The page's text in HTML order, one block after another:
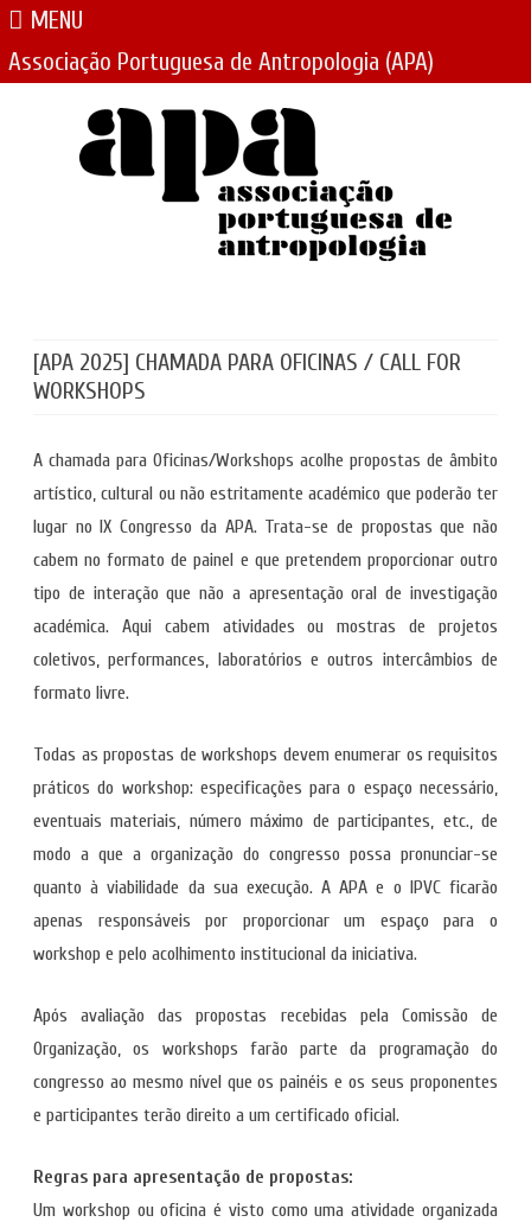
MENU
Associação Portuguesa de Antropologia (APA)
[APA 2025] CHAMADA PARA OFICINAS / CALL FOR
WORKSHOPS
A chamada para Oficinas/Workshops acolhe propostas de âmbito
artístico, cultural ou não estritamente académico que poderão ter
lugar no IX Congresso da APA. Trata-se de propostas que não
cabem no formato de painel e que pretendem proporcionar outro
tipo de interação que não a apresentação oral de investigação
académica. Aqui cabem atividades ou mostras de projetos
coletivos, performances, laboratórios e outros intercâmbios de
formato livre.
Todas as propostas de workshops devem enumerar os requisitos
práticos do workshop: especificações para o espaço necessário,
eventuais materiais, número máximo de participantes, etc., de
modo a que a organização do congresso possa pronunciar-se
quanto à viabilidade da sua execução. A APA e o IPVC ficarão
apenas responsáveis por proporcionar um espaço para o
workshop e pelo acolhimento institucional da iniciativa.
Após avaliação das propostas recebidas pela Comissão de
Organização, os workshops farão parte da programação do
congresso ao mesmo nível que os painéis e os seus proponentes
e participantes terão direito a um certificado oficial.
Regras para apresentação de propostas:
Um workshop ou oficina é visto como uma atividade organizada